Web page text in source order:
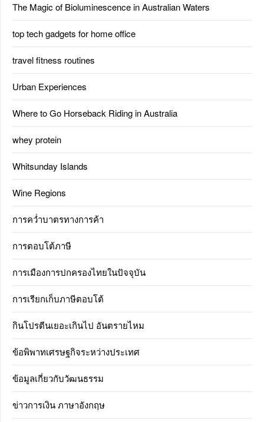
The Magic of Bioluminescence in Australian Waters
top tech gadgets for home office
travel fitness routines
Urban Experiences
Where to Go Horseback Riding in Australia
whey protein
Whitsunday Islands
Wine Regions
การคว่ำบาตรทางการค้า
การตอบโต้ภาษี
การเมืองการปกครองไทยในปัจจุบัน
การเรียกเก็บภาษีตอบโต้
กินโปรตีนเยอะเกินไป อันตรายไหม
ข้อพิพาทเศรษฐกิจระหว่างประเทศ
ข้อมูลเกี่ยวกับวัฒนธรรม
ข่าวการเงิน ภาษาอังกฤษ